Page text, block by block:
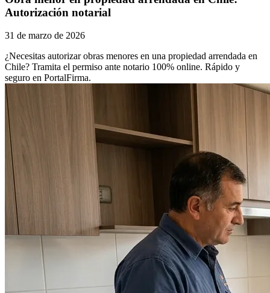
Autorización notarial
31 de marzo de 2026
¿Necesitas autorizar obras menores en una propiedad arrendada en
Chile? Tramita el permiso ante notario 100% online. Rápido y
seguro en PortalFirma.